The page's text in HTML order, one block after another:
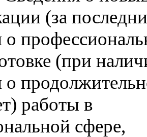
(за
о
(при
о
работы в
сфере,